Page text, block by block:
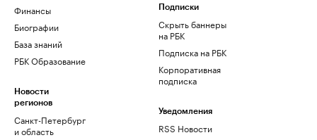
Финансы
Биографии
База знаний
РБК Образование
Новости
регионов
Санкт-Петербург
и область
Подписки
Скрыть баннеры
на РБК
Подписка на РБК
Корпоративная
подписка
Уведомления
RSS Новости